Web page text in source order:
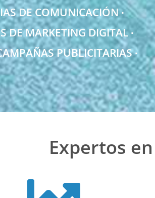
DE COMUNICACIÓN ∙
DE MARKETING DIGITAL ∙
PUBLICITARIAS ∙
Expertos